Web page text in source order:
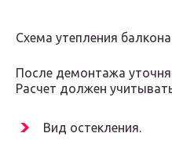
Схема утепления балкона
После демонтажа
Расчет должен
Вид остекления.